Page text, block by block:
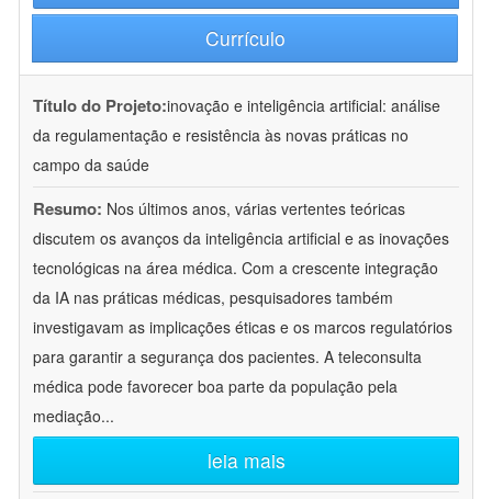
Currículo
Título do Projeto:inovação e inteligência artificial: análise
da regulamentação e resistência às novas práticas no
campo da saúde
Resumo: Nos últimos anos, várias vertentes teóricas
discutem os avanços da inteligência artificial e as inovações
tecnológicas na área médica. Com a crescente integração
da IA nas práticas médicas, pesquisadores também
investigavam as implicações éticas e os marcos regulatórios
para garantir a segurança dos pacientes. A teleconsulta
médica pode favorecer boa parte da população pela
mediação...
leia mais